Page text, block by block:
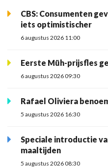
CBS: Consumenten
iets optimistischer
6 augustus 2026 11:00
Eerste Müh-prijsfles
6 augustus 2026 09:30
Rafael Oliviera
5 augustus 2026 16:30
Speciale introductie
maaltijden
5 augustus 2026 08:30